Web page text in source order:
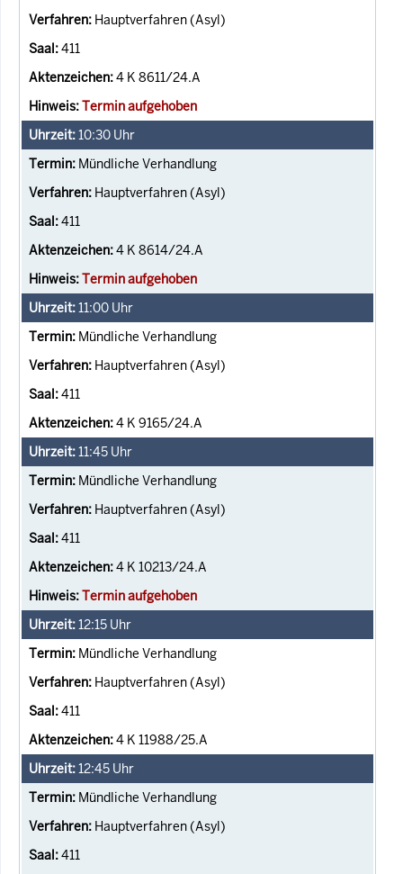
Hauptverfahren (Asyl)
411
4 K 8611/24.A
Termin aufgehoben
10:30 Uhr
Mündliche Verhandlung
Hauptverfahren (Asyl)
411
4 K 8614/24.A
Termin aufgehoben
11:00 Uhr
Mündliche Verhandlung
Hauptverfahren (Asyl)
411
4 K 9165/24.A
11:45 Uhr
Mündliche Verhandlung
Hauptverfahren (Asyl)
411
4 K 10213/24.A
Termin aufgehoben
12:15 Uhr
Mündliche Verhandlung
Hauptverfahren (Asyl)
411
4 K 11988/25.A
12:45 Uhr
Mündliche Verhandlung
Hauptverfahren (Asyl)
411